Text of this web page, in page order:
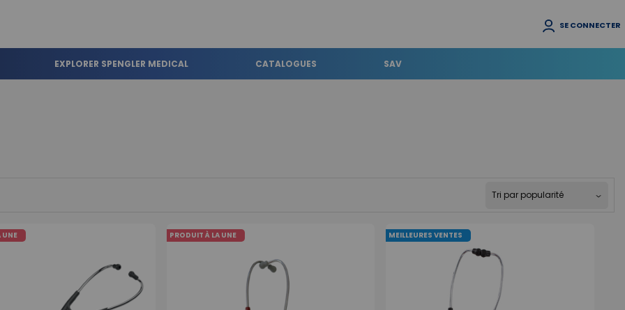
SE CONNECTER
EXPLORER SPENGLER MEDICAL CATALOGUES SAV
UNE PRODUIT À LA UNE MEILLEURES VENTES